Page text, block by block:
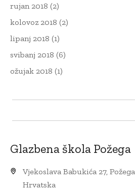
rujan 2018 (2)
kolovoz 2018 (2)
lipanj 2018 (1)
svibanj 2018 (6)
ožujak 2018 (1)
Glazbena škola Požega
Vjekoslava Babukića 27, Požega
Hrvatska